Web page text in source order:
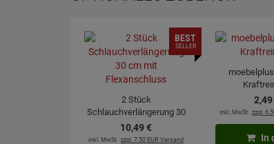
2 Stück
Schlauchverlängerung 30
cm mit Flexanschluss
10,49€
inkl. MwSt. zzgl. 7.50 EUR Versand
BEST
SELLER
2,49
inkl. MwSt. zzgl.
In